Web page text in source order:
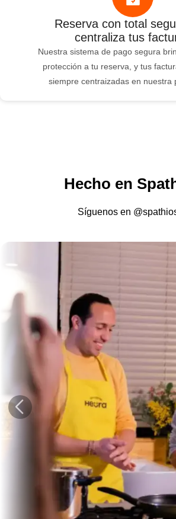
Reserva con total
centraliza tus
Nuestra sistema de pago segura
protección a tu reserva, y tus
siempre centraizadas en nuestra
Hecho en
Síguenos en